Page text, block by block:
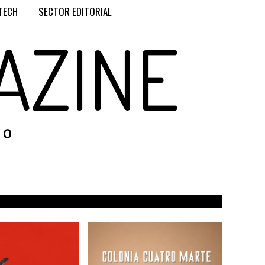
SECTOR EDITORIAL